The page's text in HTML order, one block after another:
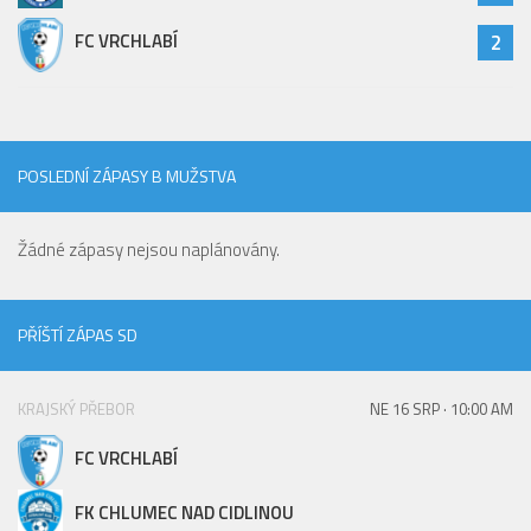
St. žáci
Zápasy SŽ 2025/26
Realizační tým
Zápasy
Ml. žáci
Zápasy
Výsledky
FC VRCHLABÍ 2
POSLEDNÍ ZÁPASY B MUŽSTVA
Žádné zápasy nejsou naplánovány.
PŘÍŠTÍ ZÁPAS SD
KRAJSKÝ PŘEBOR NE 16 SRP · 10:00 AM
FC VRCHLABÍ
FK CHLUMEC NAD CIDLINOU